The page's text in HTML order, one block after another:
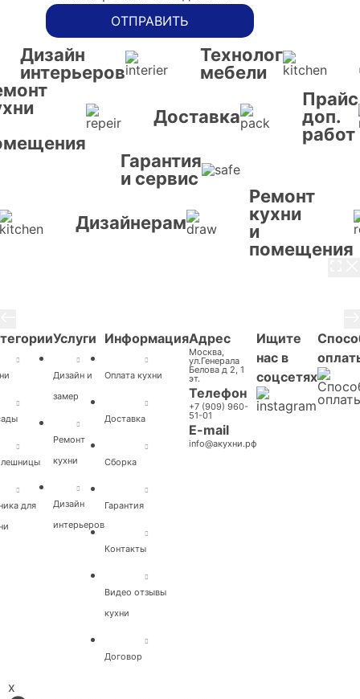
ОТПРАВИТЬ
Дизайн
интерьеров
Технолог
мебели
Доставка
Прайс
доп.
работ
Гарантия
и сервис
Дизайнерам
Ремонт
кухни
и
помещения
для
Услуги
Дизайн и
замер
Ремонт
кухни
Дизайн
интерьеров
Информация
Оплата кухни
Доставка
Cборка
Гарантия
Контакты
Видео отзывы
кухни
Договор
Адрес
Москва,
ул.Генерала
Белова д 2, 1
эт.
Телефон
+7 (909) 960-
51-01
E-mail
info@акухни.рф
Ищите
нас в
соцсетях
x